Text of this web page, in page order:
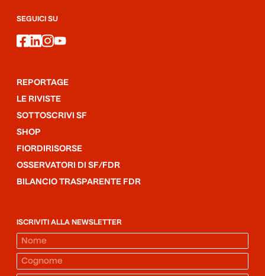
SEGUICI SU
facebook
linkedin
instagram
youtube
REPORTAGE
LE RIVISTE
SOTTOSCRIVI SF
SHOP
FIORDIRISORSE
OSSERVATORI DI SF/FDR
BILANCIO TRASPARENTE FDR
ISCRIVITI ALLA NEWSLETTER